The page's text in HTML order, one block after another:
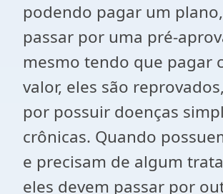
podendo pagar um
passar por uma pré-
mesmo tendo que pagar
valor, eles são
por possuir doenças
crônicas. Quando
e precisam de algum
eles devem passar por